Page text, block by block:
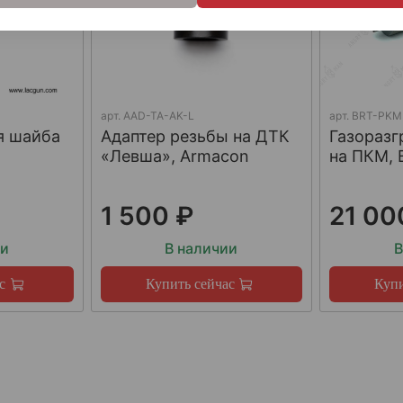
шайба
арт. AAD-TA-AK-L
Адаптер резьбы на ДТК
«Левша», Armacon
1 500 ₽
В наличии
Купить сейчас
арт. BRT-PKM
на ПКМ,
21